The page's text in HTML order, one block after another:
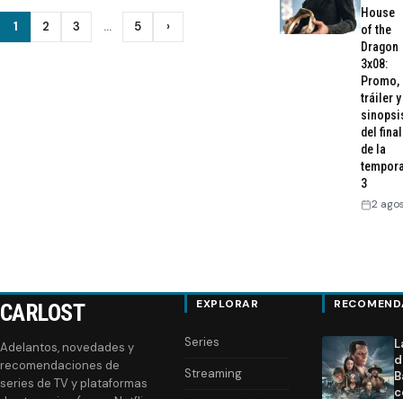
Paginación
1 2 3 … 5 ›
House
of the
Dragon
3x08:
Promo,
tráiler y
del final
de la
3
2
CARLOST
Adelantos, novedades y
recomendaciones de
series de TV y plataformas
EXPLORAR
Series
Streaming